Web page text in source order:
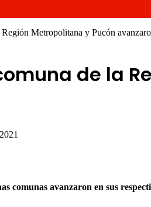
Metropolitana y Pucón
de la
comunas avanzaron en sus